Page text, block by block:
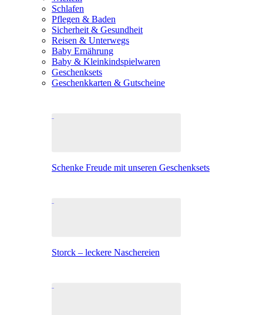
Schlafen
Pflegen & Baden
Sicherheit & Gesundheit
Reisen & Unterwegs
Baby Ernährung
Baby & Kleinkindspielwaren
Geschenksets
Geschenkkarten & Gutscheine
Schenke Freude mit unseren Geschenksets
Storck – leckere Naschereien